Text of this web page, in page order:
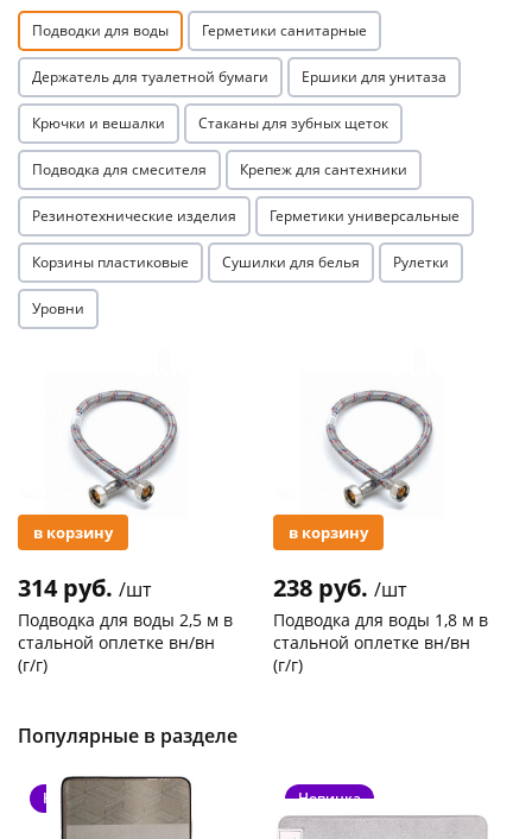
Подводки для воды Герметики санитарные
Держатель для туалетной бумаги Ершики для унитаза
Крючки и вешалки Стаканы для зубных щеток
Подводка для смесителя Крепеж для сантехники
Резинотехнические изделия Герметики универсальные
Корзины пластиковые Сушилки для белья Рулетки
Уровни
в корзину
314 руб. /шт
Подводка для воды 2,5 м в
стальной оплетке вн/вн
(г/г)
в корзину
238 руб. /шт
Подводка для воды 1,8 м в
стальной оплетке вн/вн
(г/г)
Популярные в разделе
Новинка Новинка
раз в 2 недели